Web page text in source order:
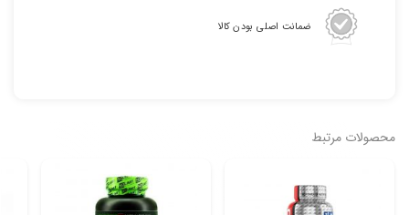
ضمانت اصلی بودن کالا
محصولات مرتبط